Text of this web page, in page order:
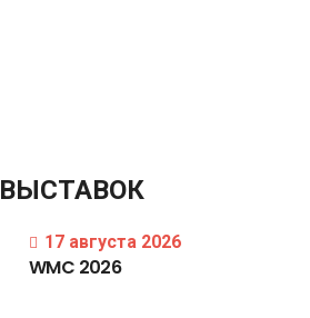
ВЫСТАВОК
17 августа 2026
WMC 2026